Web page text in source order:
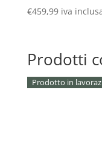
€459,99 iva
Prodotti
Prodotto in